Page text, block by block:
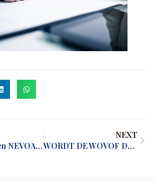
Spreken bij een NEVOA-event?
NEXT
WORDT DE WOVOF DE DOODSTEEK VOOR DOORSTARTERS?